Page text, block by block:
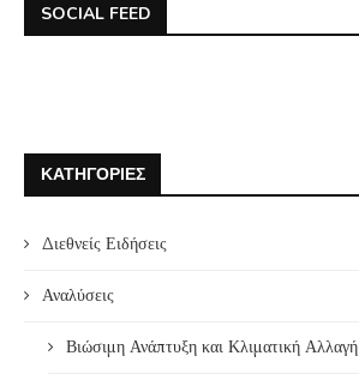
SOCIAL FEED
ΚΑΤΗΓΟΡΊΕΣ
Διεθνείς Ειδήσεις
Αναλύσεις
Βιώσιμη Ανάπτυξη και Κλιματική Αλλαγή